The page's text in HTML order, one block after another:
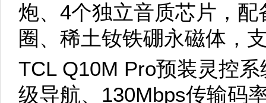
炮、4个独立音质芯片，
圈、稀土钕铁硼永磁体，
TCL Q10M Pro预装灵控
级导航、130Mbps传输码